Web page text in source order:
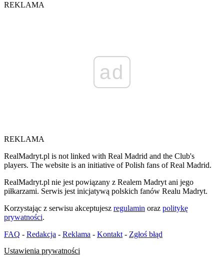
REKLAMA
ad
REKLAMA
RealMadryt.pl is not linked with Real Madrid and the Club's
players. The website is an initiative of Polish fans of Real Madrid.
RealMadryt.pl nie jest powiązany z Realem Madryt ani jego
piłkarzami. Serwis jest inicjatywą polskich fanów Realu Madryt.
Korzystając z serwisu akceptujesz regulamin oraz politykę
prywatności.
FAQ - Redakcja - Reklama - Kontakt - Zgłoś błąd
Ustawienia prywatności